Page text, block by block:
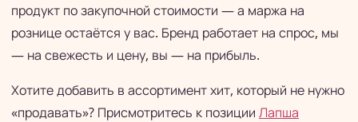
продукт по закупочной стоимости — а маржа на
рознице остаётся у вас. Бренд работает на спрос, мы
— на свежесть и цену, вы — на прибыль.
Хотите добавить в ассортимент хит, который не нужно
«продавать»? Присмотритесь к позиции Лапша